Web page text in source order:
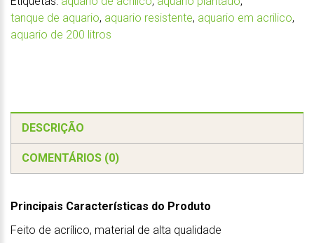
tanque de aquario, aquario resistente, aquario em acrilico,
aquario de 200 litros
DESCRIÇÃO
COMENTÁRIOS (0)
Principais Características do Produto
Feito de acrílico, material de alta qualidade